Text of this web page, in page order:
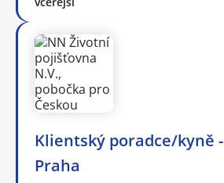
Klientský poradce/kyně -
Praha